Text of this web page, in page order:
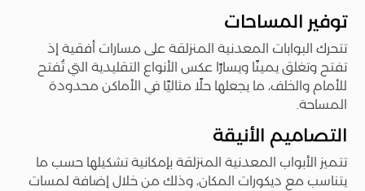
توفير المساحات
تتحرك البوابات المعدنية المنزلقة على مسارات أفقية إذ
تفتح وتغلق يمينًا ويسارًا عكس الأنواع التقليدية التي تُفتح
للأمام والخلف، ما يجعلها حلًا مثاليًا في الأماكن محدودة
المساحة.
التصاميم الأنيقة
تتميز الأبواب المعدنية المنزلقة بإمكانية تشكيلها حسب ما
يتناسب مع ديكورات المكان، وذلك من خلال إضافة لمسات